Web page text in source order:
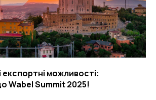
експортні можливості:
Wabel Summit 2025!